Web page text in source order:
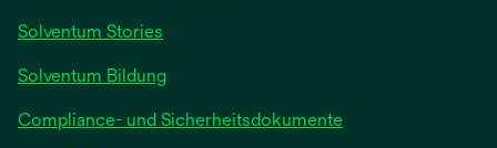
Solventum Stories
Solventum Bildung
Compliance- und Sicherheitsdokumente